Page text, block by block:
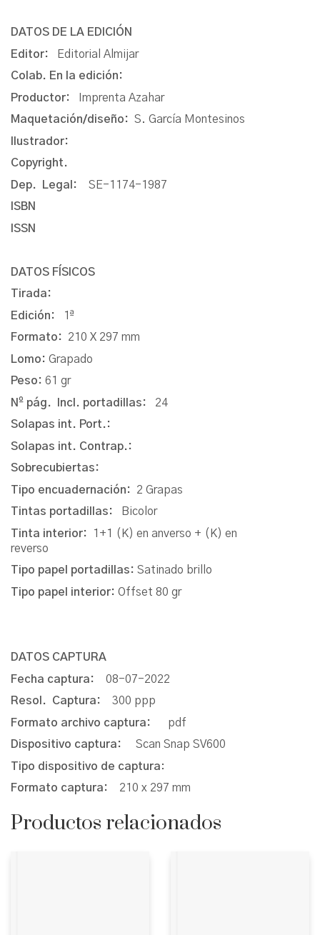
DATOS DE LA EDICIÓN
Editor:
Editorial Almijar
Colab. En la edición:
Productor:
Imprenta Azahar
Maquetación/diseño: S. García Montesinos
Ilustrador:
Copyright.
Dep. Legal: SE-1174-1987
ISBN
ISSN
DATOS FÍSICOS
Tirada:
Edición:
1ª
Formato: 210 X 297 mm
Lomo: Grapado
Peso: 61 gr
Nº pág. Incl. portadillas: 24
Solapas int. Port.:
Solapas int. Contrap.:
Sobrecubiertas:
Tipo encuadernación: 2 Grapas
Tintas portadillas:
Bicolor
Tinta interior:
1+1 (K) en anverso + (K) en
reverso
Tipo papel portadillas: Satinado brillo
Tipo papel interior: Offset 80 gr
DATOS CAPTURA
Fecha captura: 08-07-2022
Resol. Captura: 300 ppp
Formato archivo captura: pdf
Dispositivo captura: Scan Snap SV600
Tipo dispositivo de captura:
Formato captura: 210 x 297 mm
Productos relacionados